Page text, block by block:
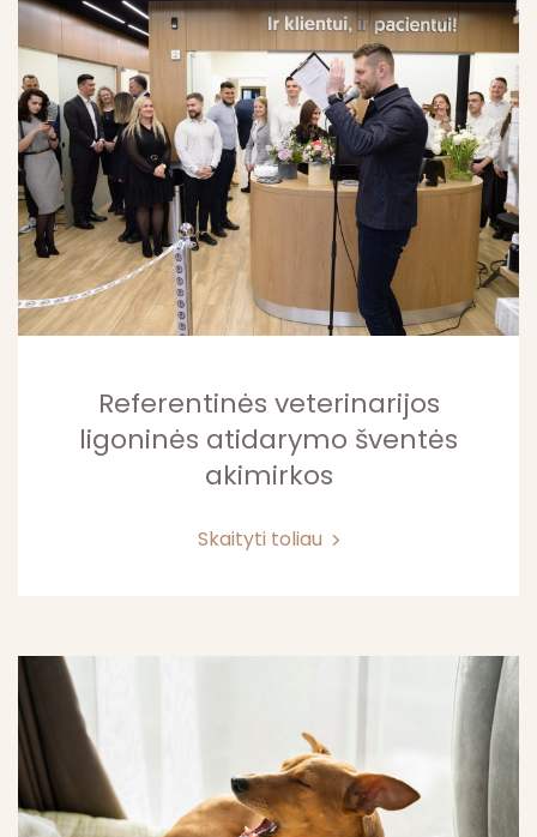
Referentinės veterinarijos
ligoninės atidarymo šventės
akimirkos
Skaityti toliau